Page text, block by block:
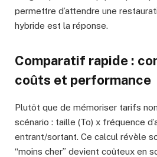
permettre d’attendre une
hybride est la réponse.
Comparatif rapide :
coûts et performance
Plutôt que de mémoriser tarifs
scénario : taille (To) x fréquence
entrant/sortant. Ce calcul révèle
“moins cher” devient coûteux en